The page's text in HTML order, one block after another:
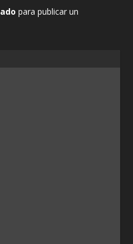
para publicar un